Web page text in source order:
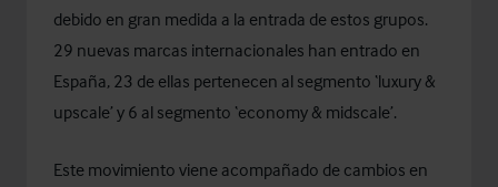
debido en gran medida a la entrada de estos grupos.
29 nuevas marcas internacionales han entrado en
España, 23 de ellas pertenecen al segmento ‘luxury &
upscale’ y 6 al segmento ‘economy & midscale’.
Este movimiento viene acompañado de cambios en